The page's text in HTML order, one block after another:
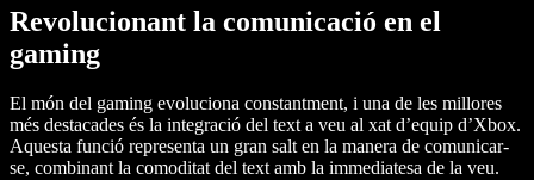
Revolucionant la comunicació en el
gaming
El món del gaming evoluciona constantment, i una de les millores
més destacades és la integració del text a veu al xat d’equip d’Xbox.
Aquesta funció representa un gran salt en la manera de comunicar-
se, combinant la comoditat del text amb la immediatesa de la veu.